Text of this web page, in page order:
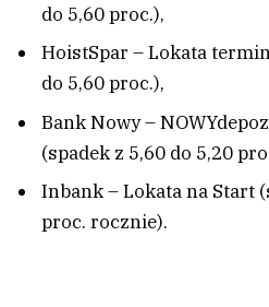
do 5,60 proc.),
HoistSpar – Lokata
do 5,60 proc.),
Bank Nowy –
(spadek z 5,60 do 5,20
Inbank – Lokata na Start
proc. rocznie).